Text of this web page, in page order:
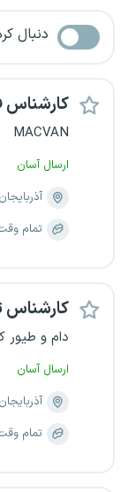
دنبال
MACVAN
ارسال آسان
تمام
دام و طیور
ارسال آسان
تمام